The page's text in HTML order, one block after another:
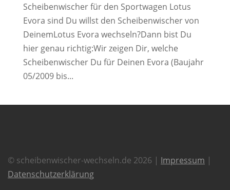
Scheibenwischer für den Sportwagen Lotus
Evora sind Du willst den Scheibenwischer von
DeinemLotus Evora wechseln?Dann bist Du
hier genau richtig:Wir zeigen Dir, welche
Scheibenwischer Du für Deinen Evora (Baujahr
05/2009 bis...
© scheibenwischer-wechseln.de 2026 | Impressum |
Datenschutzerklärung